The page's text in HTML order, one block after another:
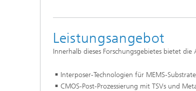
Leistungsangebot
Innerhalb dieses Forschungsgebietes bietet
Interposer-Technologien für MEMS-Substrate
CMOS-Post-Prozessierung mit TSVs und